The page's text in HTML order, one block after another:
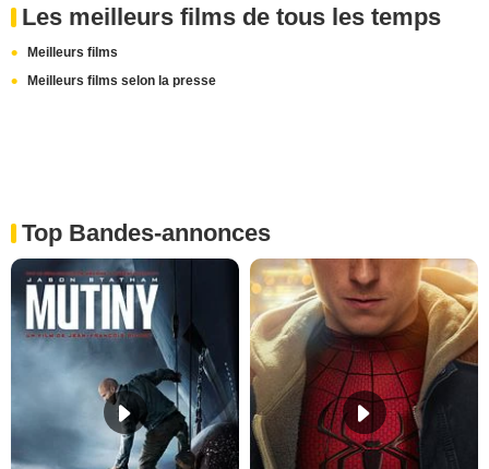
Les meilleurs films de tous les temps
Meilleurs films
Meilleurs films selon la presse
Top Bandes-annonces